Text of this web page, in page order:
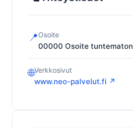
📍Osoite
00000 Osoite tuntematon
🌐Verkkosivut
www.neo-palvelut.fi ↗